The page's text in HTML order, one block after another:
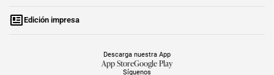
Edición impresa
Síguenos
Descarga nuestra App
App StoreGoogle Play